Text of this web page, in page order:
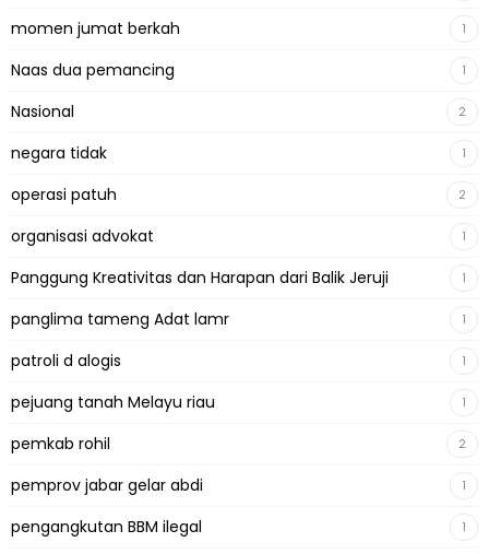
momen jumat berkah 1
Naas dua pemancing 1
Nasional 2
negara tidak 1
operasi patuh 2
organisasi advokat 1
Panggung Kreativitas dan Harapan dari Balik Jeruji 1
panglima tameng Adat lamr 1
patroli d alogis 1
pejuang tanah Melayu riau 1
pemkab rohil 2
pemprov jabar gelar abdi 1
pengangkutan BBM ilegal 1